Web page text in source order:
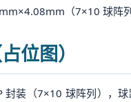
（7×10 球阵
位图）
封装（7×10 球阵列），